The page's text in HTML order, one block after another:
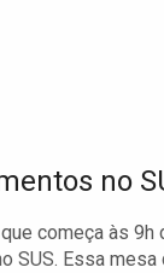
no
começa às
SUS. Essa